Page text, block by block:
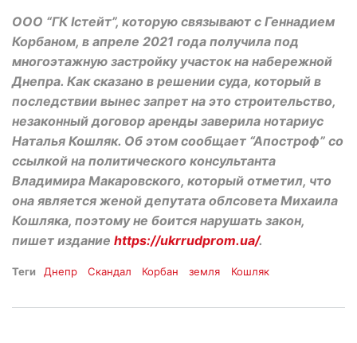
ООО “ГК Істейт”, которую связывают с Геннадием
Корбаном, в апреле 2021 года получила под
многоэтажную застройку участок на набережной
Днепра. Как сказано в решении суда, который в
последствии вынес запрет на это строительство,
незаконный договор аренды заверила нотариус
Наталья Кошляк. Об этом сообщает “Апостроф” со
ссылкой на политического консультанта
Владимира Макаровского, который отметил, что
она является женой депутата облсовета Михаила
Кошляка, поэтому не боится нарушать закон,
пишет издание https://ukrrudprom.ua/.
Теги Днепр Скандал Корбан земля Кошляк